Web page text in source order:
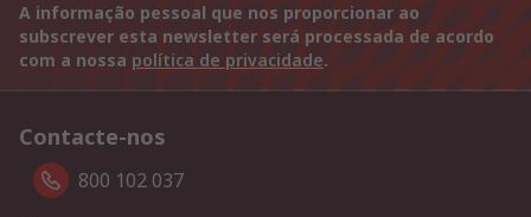
A informação pessoal que nos proporcionar ao
subscrever esta newsletter será processada de acordo
com a nossa política de privacidade.
Contacte-nos
800 102 037